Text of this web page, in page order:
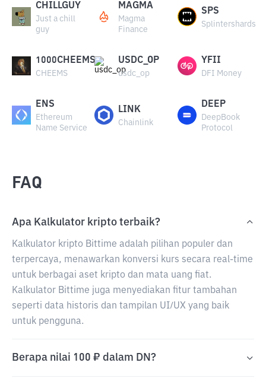
CHILLGUY
Just a chill
guy
MAGMA
Magma
Finance
SPS
Splintershards
1000CHEEMS
CHEEMS
USDC_OP
usdc_op
YFII
DFI Money
ENS
Ethereum
Name Service
LINK
Chainlink
DEEP
DeepBook
Protocol
FAQ
Apa Kalkulator kripto terbaik?
Kalkulator kripto Bittime adalah pilihan populer dan
terpercaya, menawarkan konversi kurs secara real-time
untuk berbagai aset kripto dan mata uang fiat.
Kalkulator Bittime juga menyediakan fitur tambahan
seperti data historis dan tampilan UI/UX yang baik
untuk pengguna.
Berapa nilai 100 ₽ dalam DN?